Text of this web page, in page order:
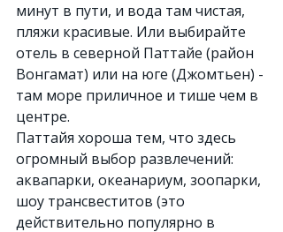
минут в пути, и вода там чистая,
пляжи красивые. Или выбирайте
отель в северной Паттайе (район
Вонгамат) или на юге (Джомтьен) -
там море приличное и тише чем в
центре.
Паттайя хороша тем, что здесь
огромный выбор развлечений:
аквапарки, океанариум, зоопарки,
шоу трансвеститов (это
действительно популярно в